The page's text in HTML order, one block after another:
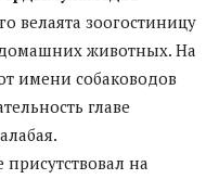
велаята зоогостиницу
животных. На
имени собаководов
главе
на